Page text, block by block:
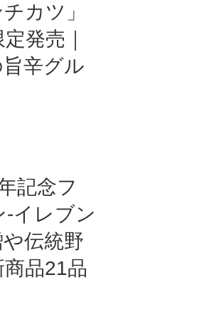
カツ」
発売｜
辛グル
記念フ
-イレブン
伝統野
品21品